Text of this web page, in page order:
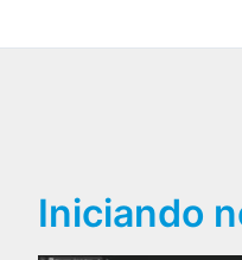
Iniciando